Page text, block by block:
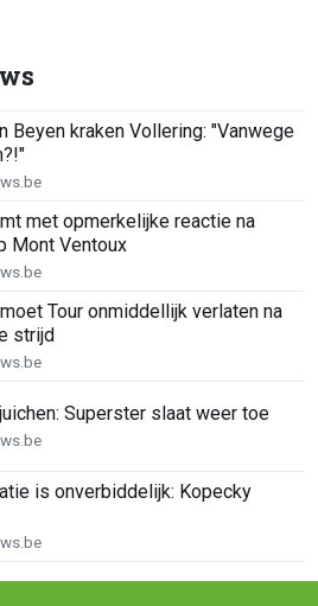
Beyen kraken Vollering: "Vanwege
met opmerkelijke reactie na
Mont Ventoux
Tour onmiddellijk verlaten na
strijd
Superster slaat weer toe
is onverbiddelijk: Kopecky